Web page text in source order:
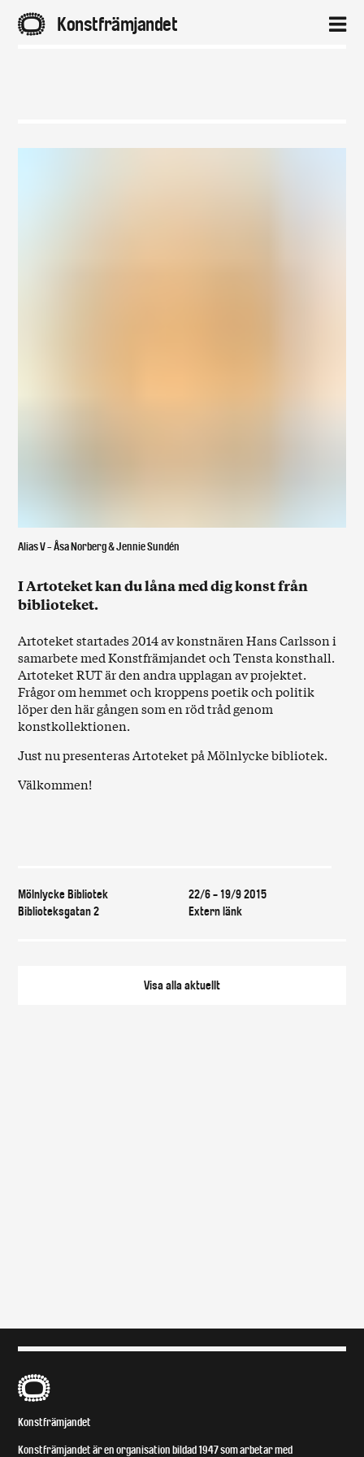
Mölnlycke Bibliotek
Biblioteksgatan 2
22/6 - 19/9 2015
Extern länk
Visa allaaktuellt
Alias V - Åsa Norberg & Jennie Sundén
I Artoteket kan du låna med dig konst från
biblioteket.
Artoteket startades 2014 av konstnären Hans Carlsson i
samarbete med Konstfrämjandet och Tensta konsthall.
Artoteket RUT är den andra upplagan av projektet.
Frågor om hemmet och kroppens poetik och politik
löper den här gången som en röd tråd genom
konstkollektionen.
Just nu presenteras Artoteket på Mölnlycke bibliotek.
Välkommen!
A Konstfrämjandet 2
B
Konstfrämjandet
Konstfrämjandet är en organisation bildad 1947 som arbetar med